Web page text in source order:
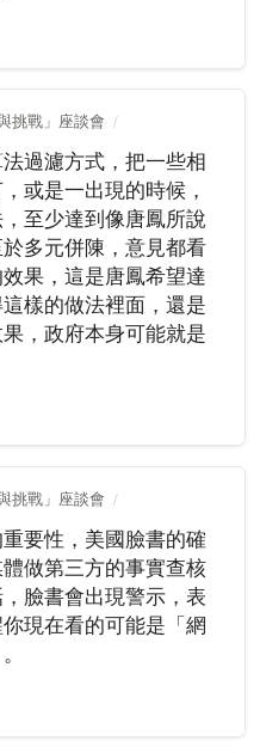
挑戰」座談會
過濾方式，把一些相
或是一出現的時候，
至少達到像唐鳳所說
多元併陳，意見都看
果，這是唐鳳希望達
樣的做法裡面，還是
，政府本身可能就是
挑戰」座談會
要性，美國臉書的確
做第三方的事實查核
臉書會出現警示，表
現在看的可能是「網